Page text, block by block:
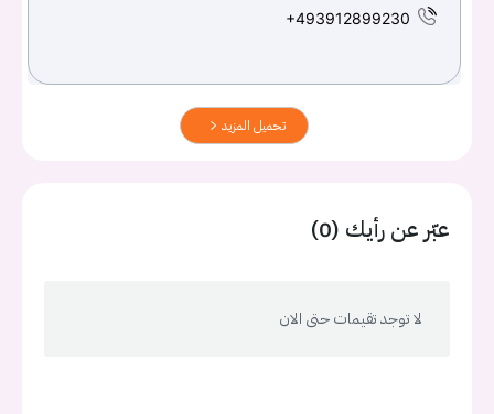
+493912899230
تحميل المزيد
عبّر عن رأيك (0)
لا توجد تقيمات حتى الان